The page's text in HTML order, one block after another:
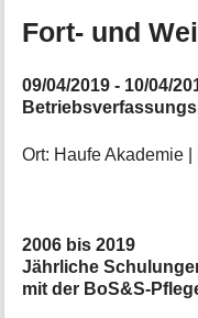
Fort- und
09/04/2019 - 10/04/
Ort: Haufe Akademie |
2006 bis 2019
Jährliche
mit der BoS&S-